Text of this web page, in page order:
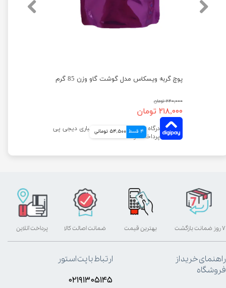
پوچ گربه ویسکاس مدل گوشت گاو وزن 85 گرم
۲۴۰,۰۰۰ تومان
۲۱۸,۰۰۰ تومان
4 قسط 54,500 تومانی
بهترین قیمت پرداخت آنلاین ۷ روز ضمانت بازگشت ضمانت اصالت کالا
راهنمای خرید از
فروشگاه
ارتباط با پت استور
۰۲۱۹۱۳۰۵۱۴۵